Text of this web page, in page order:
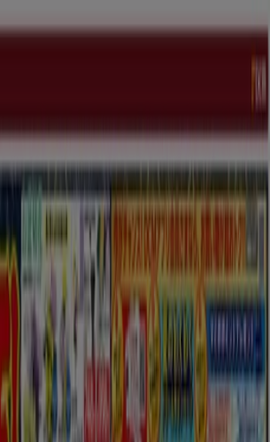
ーケット ファッション
ホームセンター&
家電レストランカラオケ & エンター
おもちゃ&子供向け商品車&モーターバ
ー&ペット 神戸市：チラ
、クーポン